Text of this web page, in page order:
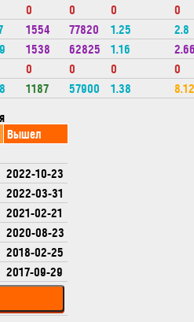
0 0 0
0
1554 77820 1.25
2.8
1538 62825 1.16
0 0 0
0
1187 57900 1.38
8.12
Вышел
2022-10-23
2022-03-31
2021-02-21
2020-08-23
2018-02-25
2017-09-29